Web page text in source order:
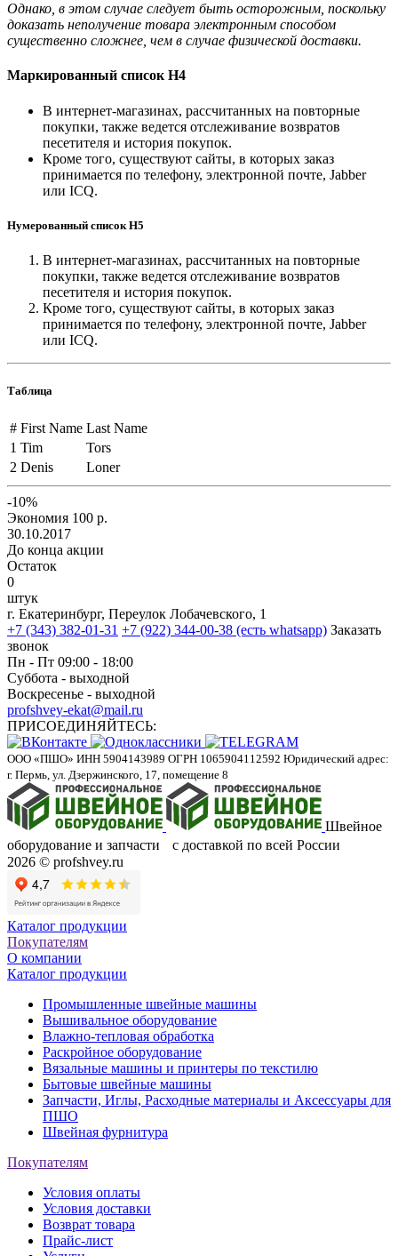
Однако, в этом случае следует быть осторожным, поскольку
доказать неполучение товара электронным способом
существенно сложнее, чем в случае физической доставки.
Маркированный список H4
В интернет-магазинах, рассчитанных на повторные
покупки, также ведется отслеживание возвратов
песетителя и история покупок.
Кроме того, существуют сайты, в которых заказ
принимается по телефону, электронной почте, Jabber
или ICQ.
Нумерованный список H5
В интернет-магазинах, рассчитанных на повторные
покупки, также ведется отслеживание возвратов
песетителя и история покупок.
Кроме того, существуют сайты, в которых заказ
принимается по телефону, электронной почте, Jabber
или ICQ.
Таблица
# First Name Last Name
1 Tim
Tors
2 Denis Loner
-10%
Экономия 100 р.
30.10.2017
До конца акции
Остаток
0
штук
г. Екатеринбург, Переулок Лобачевского, 1
+7 (343) 382-01-31 +7 (922) 344-00-38 (есть whatsapp) Заказать
звонок
Пн - Пт 09:00 - 18:00
Суббота - выходной
Воскресенье - выходной
profshvey-ekat@mail.ru
ПРИСОЕДИНЯЙТЕСЬ:
ООО «ПШО» ИНН 5904143989 ОГРН 1065904112592 Юридический адрес:
г. Пермь, ул. Дзержинского, 17, помещение 8
Швейное
оборудование и запчасти с доставкой по всей России
2026 © profshvey.ru
Каталог продукции
Покупателям
О компании
Каталог продукции
Промышленные швейные машины
Вышивальное оборудование
Влажно-тепловая обработка
Раскройное оборудование
Вязальные машины и принтеры по текстилю
Бытовые швейные машины
Запчасти, Иглы, Расходные материалы и Аксессуары для
ПШО
Швейная фурнитура
Покупателям
Условия оплаты
Условия доставки
Возврат товара
Прайс-лист